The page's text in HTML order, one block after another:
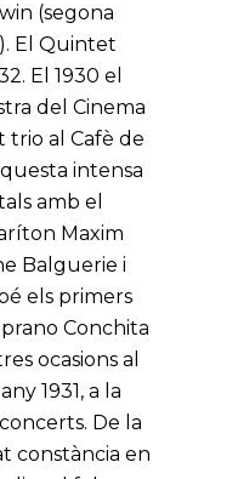
(segona
El Quintet
El 1930 el
del Cinema
trio al Cafè de
intensa
amb el
Maxim
Balguerie i
els primers
Conchita
ocasions al
1931, a la
De la
constància en